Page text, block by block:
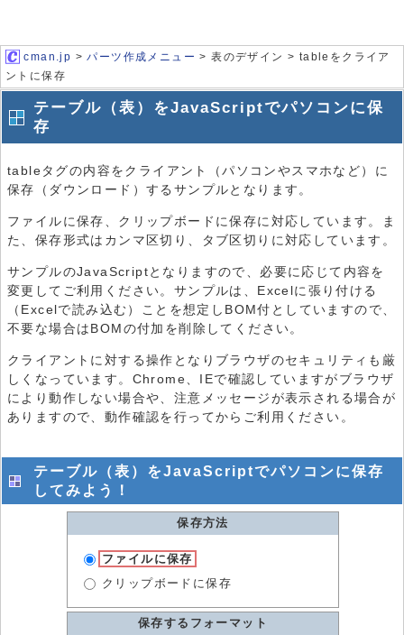
cman.jp >パーツ作成メニュー > 表のデザイン > tableをクライア
ントに保存
テーブル（表）をJavaScriptでパソコンに保
存
tableタグの内容をクライアント（パソコンやスマホなど）に
保存（ダウンロード）するサンプルとなります。
ファイルに保存、クリップボードに保存に対応しています。ま
た、保存形式はカンマ区切り、タブ区切りに対応しています。
サンプルのJavaScriptとなりますので、必要に応じて内容を
変更してご利用ください。サンプルは、Excelに張り付ける
（Excelで読み込む）ことを想定しBOM付としていますので、
不要な場合はBOMの付加を削除してください。
クライアントに対する操作となりブラウザのセキュリティも厳
しくなっています。Chrome、IEで確認していますがブラウザ
により動作しない場合や、注意メッセージが表示される場合が
ありますので、動作確認を行ってからご利用ください。
テーブル（表）をJavaScriptでパソコンに保存
してみよう！
保存方法
ファイルに保存
クリップボードに保存
保存するフォーマット